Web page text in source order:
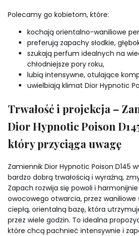
Polecamy go kobietom, które:
kochają orientalno-waniliowe
preferują zapachy słodkie,
szukają perfum idealnych na
chłodniejsze pory roku,
lubią intensywne, otulające
uwielbiają klimat Dior Hypnotic
Trwałość i projekcja –
Dior Hypnotic Poison
który przyciąga uwagę
Zamiennik Dior Hypnotic Poison D145
bardzo dobrą trwałością i wyraźną,
Zapach rozwija się powoli i
owocowego otwarcia, przez waniliowe
ciepłą, orientalną bazę, która
przez wiele godzin. To idealna
które chcą pachnieć intensywnie i